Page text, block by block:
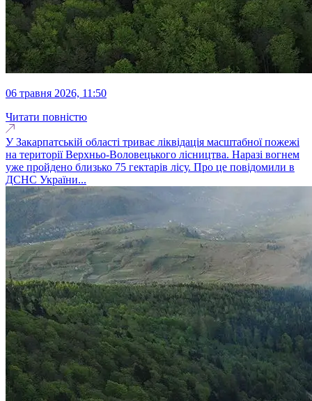
06 травня 2026, 11:50
Читати повністю
У Закарпатській області триває ліквідація масштабної пожежі
на території Верхньо-Воловецького лісництва. Наразі вогнем
уже пройдено близько 75 гектарів лісу. Про це повідомили в
ДСНС України...